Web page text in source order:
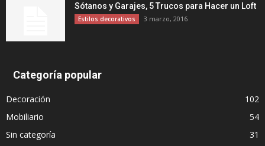
Sótanos y Garajes, 5 Trucos para Hacer un Loft
Estilos decorativos 3 marzo, 2016
Categoría popular
Decoración
102
Mobiliario
54
Sin categoría
31